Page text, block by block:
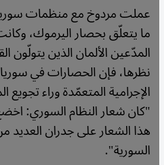
عملت مردوخ مع منظمات
ما يتعلّق بحصار اليرموك،
المدّعين الألمان الذين
نظرها، فإن الحصارات في
الإجرامية المتعمّدة وراء
"كان شعار النظام السوري:
هذا الشعار على جدران العديد
السورية".